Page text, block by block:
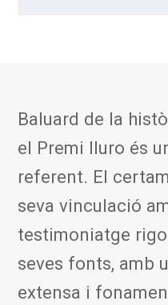
Baluard de la
el Premi Iluro és
referent. El
seva vinculació
testimoniatge
seves fonts, amb
extensa i